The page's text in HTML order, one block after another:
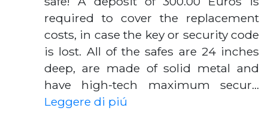
required to cover the replacement
costs, in case the key or security code
is lost. All of the safes are 24 inches
deep, are made of solid metal and
have high-tech maximum secur…
Leggere di piú